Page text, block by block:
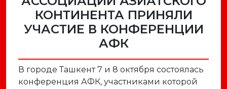
КОНТИНЕНТА ПРИНЯЛИ
УЧАСТИЕ В КОНФЕРЕНЦИИ
АФК
В городе Ташкент 7 и 8 октября состоялась
конференция АФК, участниками которой